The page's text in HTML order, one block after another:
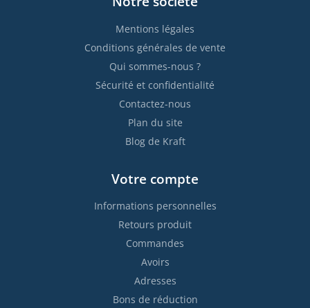
Mentions légales
Conditions générales de vente
Qui sommes-nous ?
Sécurité et confidentialité
Contactez-nous
Plan du site
Blog de Kraft
Votre compte
Informations personnelles
Retours produit
Commandes
Avoirs
Adresses
Bons de réduction